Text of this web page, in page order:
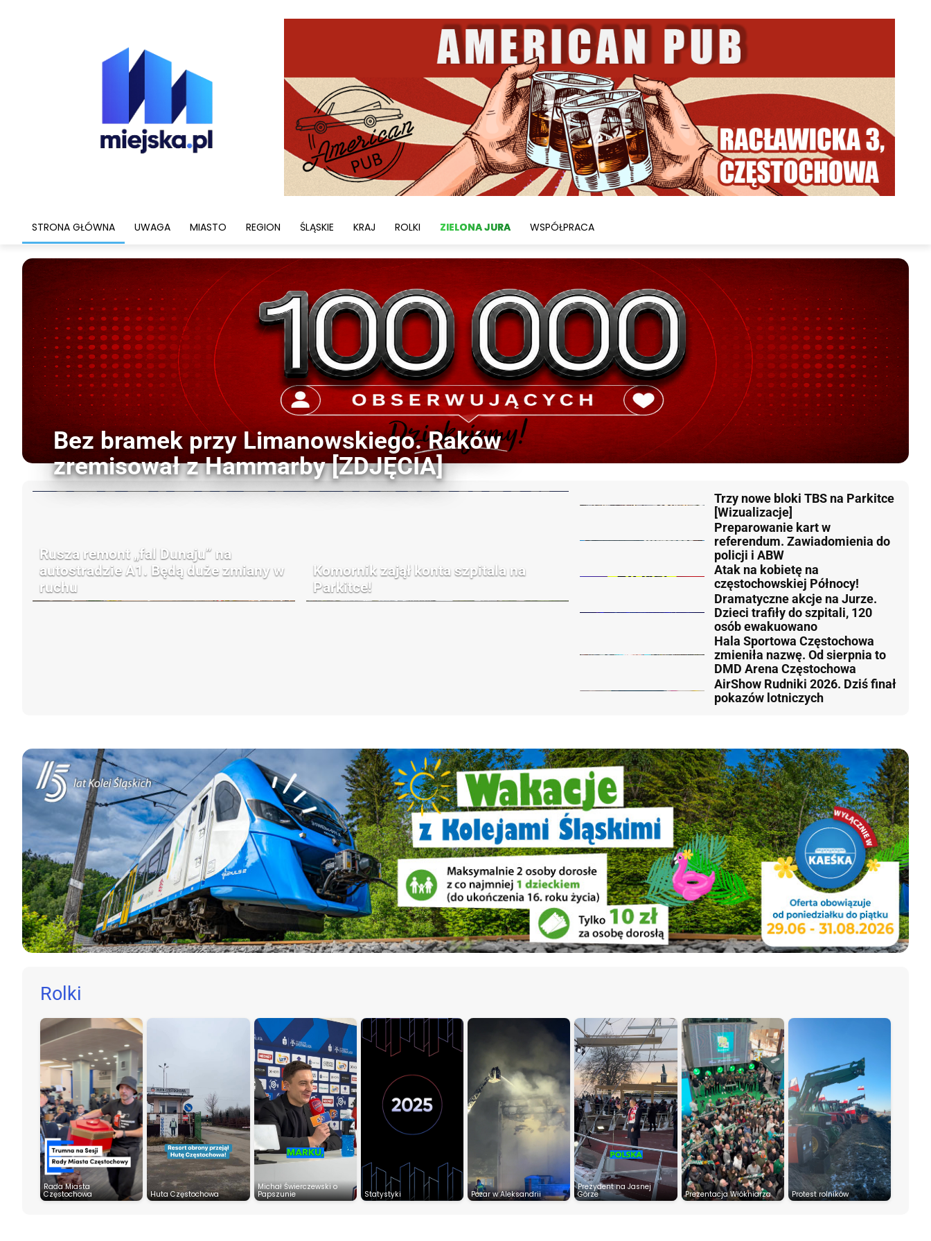
STRONA GŁÓWNA UWAGA MIASTO REGION ŚLĄSKIE KRAJ ROLKI ZIELONA JURA WSPÓŁPRACA
Bez bramek przy Limanowskiego. Raków
zremisował z Hammarby [ZDJĘCIA]
Rusza remont „fal Dunaju” na
autostradzie A1. Będą duże zmiany w
ruchu
Komornik zajął konta szpitala na
Parkitce!
Trzy nowe bloki TBS na Parkitce
[Wizualizacje]
Preparowanie kart w
referendum. Zawiadomienia do
policji i ABW
Atak na kobietę na
częstochowskiej Północy!
Dramatyczne akcje na Jurze.
Dzieci trafiły do szpitali, 120
osób ewakuowano
Hala Sportowa Częstochowa
zmieniła nazwę. Od sierpnia to
DMD Arena Częstochowa
AirShow Rudniki 2026. Dziś finał
pokazów lotniczych
Rolki
Rada Miasta
Częstochowa Huta Częstochowa
Michał Świerczewski o
Papszunie Statystyki Pożar w Aleksandrii
Prezydent na Jasnej
Górze Prezentacja Włókniarza Protest rolników